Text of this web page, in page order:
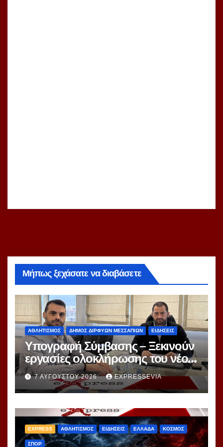
Μήπως ξεχάσατε να διαβάσετε
ΑΘΛΗΤΙΣΜΟΣ ΔΗΜΟΣ ΔΙΡΦΥΩΝ ΜΕΣΣΑΠΙΩΝ ΕΙΔΗΣΕΙΣ
Υπογραφή Σύμβασης – Ξεκινούν
εργασίες ολοκλήρωσης του νέου
κλειστού γυμναστηρίου Ψαχνών
7 ΑΥΓΟΎΣΤΟΥ 2026 EXPRESSEVIA
EXPRESS ΑΘΛΗΤΙΣΜΟΣ ΕΙΔΗΣΕΙΣ ΕΛΛΑΔΑ ΚΟΣΜΟΣ
ΣΠΟΡ